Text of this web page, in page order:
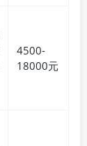
4500-
18000元